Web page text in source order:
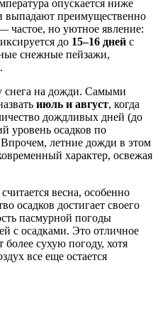
опускается ниже
выпадают преимущественно
частое, но уютное явление:
до 15–16 дней с
снежные пейзажи,
снега на дожди. Самыми
июль и август, когда
дождливых дней (до
уровень осадков по
летние дожди в этом
характер, освежая
весна, особенно
осадков достигает своего
пасмурной погоды
с осадками. Это отличное
более сухую погоду, хотя
все еще остается